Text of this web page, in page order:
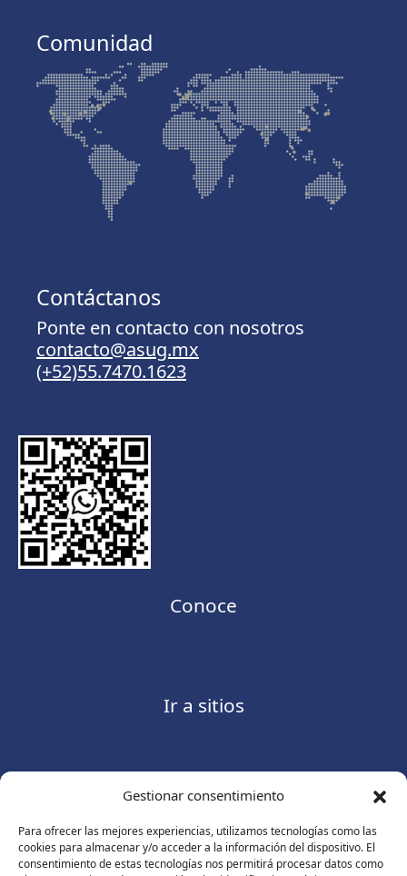
Gestionar consentimiento
Para ofrecer las mejores experiencias, utilizamos tecnologías como las
cookies para almacenar y/o acceder a la información del dispositivo. El
consentimiento de estas tecnologías nos permitirá procesar datos como
Comunidad
Contáctanos
Ponte en contacto con nosotros
contacto@asug.mx
(+52)55.7470.1623
Conoce
Ir a sitios
Contáctanos